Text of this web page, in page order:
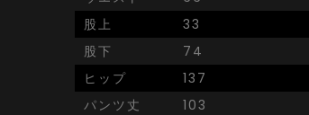
股上
33
股下
74
ヒップ
137
パンツ丈
103